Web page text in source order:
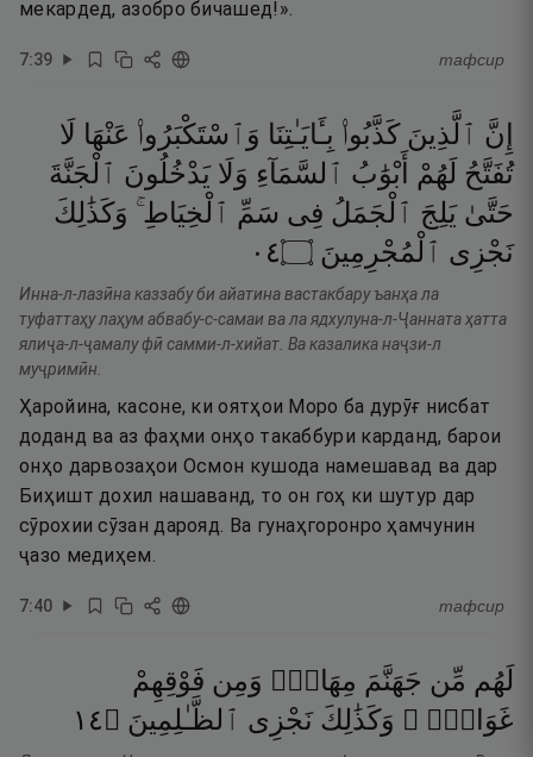
мекардед, азобро бичашед!».
7:39 тафсир
إِنَّ ٱلَّذِينَ كَذَّبُوا۟ بِـَٔايَـٰتِنَا وَٱسْتَكْبَرُوا۟ عَنْهَا لَا
تُفَتَّحُ لَهُمْ أَبْوَٰبُ ٱلسَّمَآءِ وَلَا يَدْخُلُونَ ٱلْجَنَّةَ
حَتَّىٰ يَلِجَ ٱلْجَمَلُ فِى سَمِّ ٱلْخِيَاطِ ۚ وَكَذَٰلِكَ
نَجْزِى ٱلْمُجْرِمِينَ ۝٤٠
Инна-л-лазӣна каззабу би айатина вастакбару ъанҳа ла
туфаттаҳу лаҳум абвабу-с-самаи ва ла ядхулуна-л-Ҷанната ҳатта
ялиҷа-л-ҷамалу фӣ самми-л-хийат. Ва казалика наҷзи-л
муҷримӣн.
Ҳаройина, касоне, ки оятҳои Моро ба дурӯғ нисбат
доданд ва аз фаҳми онҳо такаббури карданд, барои
онҳо дарвозаҳои Осмон кушода намешавад ва дар
Биҳишт дохил нашаванд, то он гоҳ ки шутур дар
сӯрохии сӯзан дарояд. Ва гунаҳгоронро ҳамчунин
ҷазо медиҳем.
7:40 тафсир
لَهُم مِّن جَهَنَّمَ مِهَادٌۭ وَمِن فَوْقِهِمْ
غَوَاشٍۢ ۚ وَكَذَٰلِكَ نَجْزِى ٱلظَّـٰلِمِينَ ۝٤١